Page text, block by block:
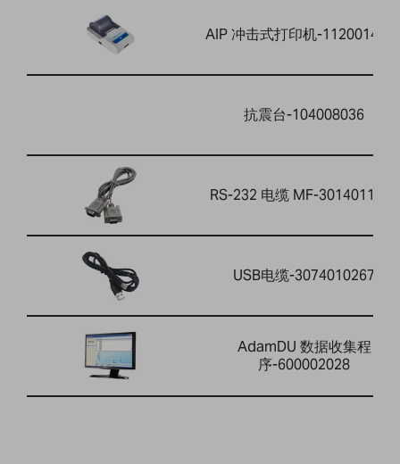
AIP 冲击式打印机-
抗震台-104008036
RS-232 电缆 MF-3014011014
USB电缆-3074010267
AdamDU 数据收集程
序-600002028